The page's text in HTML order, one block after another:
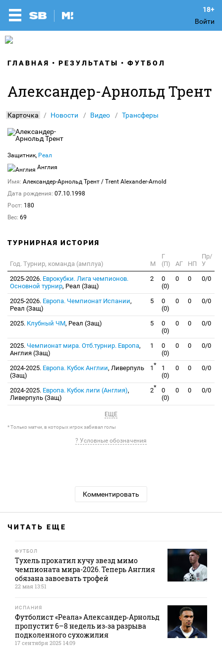
Войти
ГЛАВНАЯ РЕЗУЛЬТАТЫ ФУТБОЛ
Александер-Арнольд Трент
Карточка Новости Видео Трансферы
Защитник, Реал
Англия
Имя: Александер-Арнольд Трент / Trent Alexander-Arnold
Дата рождения: 07.10.1998
Рост: 180
Вес: 69
ТУРНИРНАЯ ИСТОРИЯ
Год. Турнир, команда (амплуа) М
Г
(П)
АГ НП
Пр/
У
2025-2026. Еврокубки. Лига чемпионов.
Основной турнир, Реал (Защ)
2
0
(0)
0 0 0/0
2025-2026. Европа. Чемпионат Испании,
Реал (Защ)
5
0
(0)
0 0 0/0
2025. Клубный ЧМ, Реал (Защ) 5
0
(0)
0 0 0/0
2025. Чемпионат мира. Отб.турнир. Европа,
Англия (Защ)
1
0
(0)
0 0 0/0
2024-2025. Европа. Кубок Англии, Ливерпуль
(Защ)
1*
1
(0)
0 0 0/0
2024-2025. Европа. Кубок лиги (Англия),
Ливерпуль (Защ)
2*
0
(0)
0 0 0/0
ЕЩЕ
* Только матчи, в которых игрок забивал голы
? Условные обозначения
Комментировать
ЧИТАТЬ ЕЩЕ
ФУТБОЛ
Тухель прокатил кучу звезд мимо
чемпионата мира-2026. Теперь Англия
обязана завоевать трофей
22 мая 13:51
ИСПАНИЯ
Футболист «Реала» Александер‑Арнольд
пропустит 6–8 недель из‑за разрыва
подколенного сухожилия
17 сентября 2025 14:09